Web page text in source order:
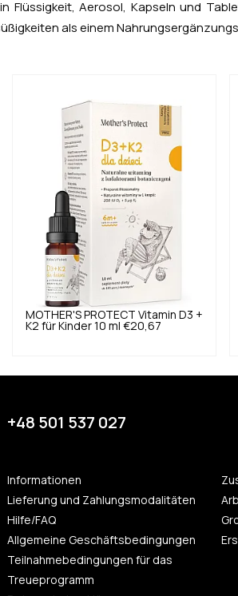
Flüssigkeit, Aerosol, Kapseln und
als einem
MOTHER'S PROTECT Vitamin D3 +
K2 für Kinder 10 ml €20,67
+48 501 537 027
Informationen
Lieferung und Zahlungsmodalitäten
Hilfe/FAQ
Allgemeine Geschäftsbedingungen
Teilnahmebedingungen für das
Treueprogramm